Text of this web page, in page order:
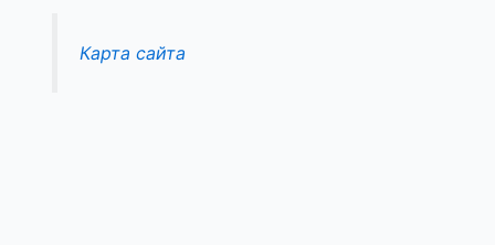
Карта сайта